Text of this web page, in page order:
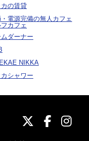
ニッカ
ニッニ